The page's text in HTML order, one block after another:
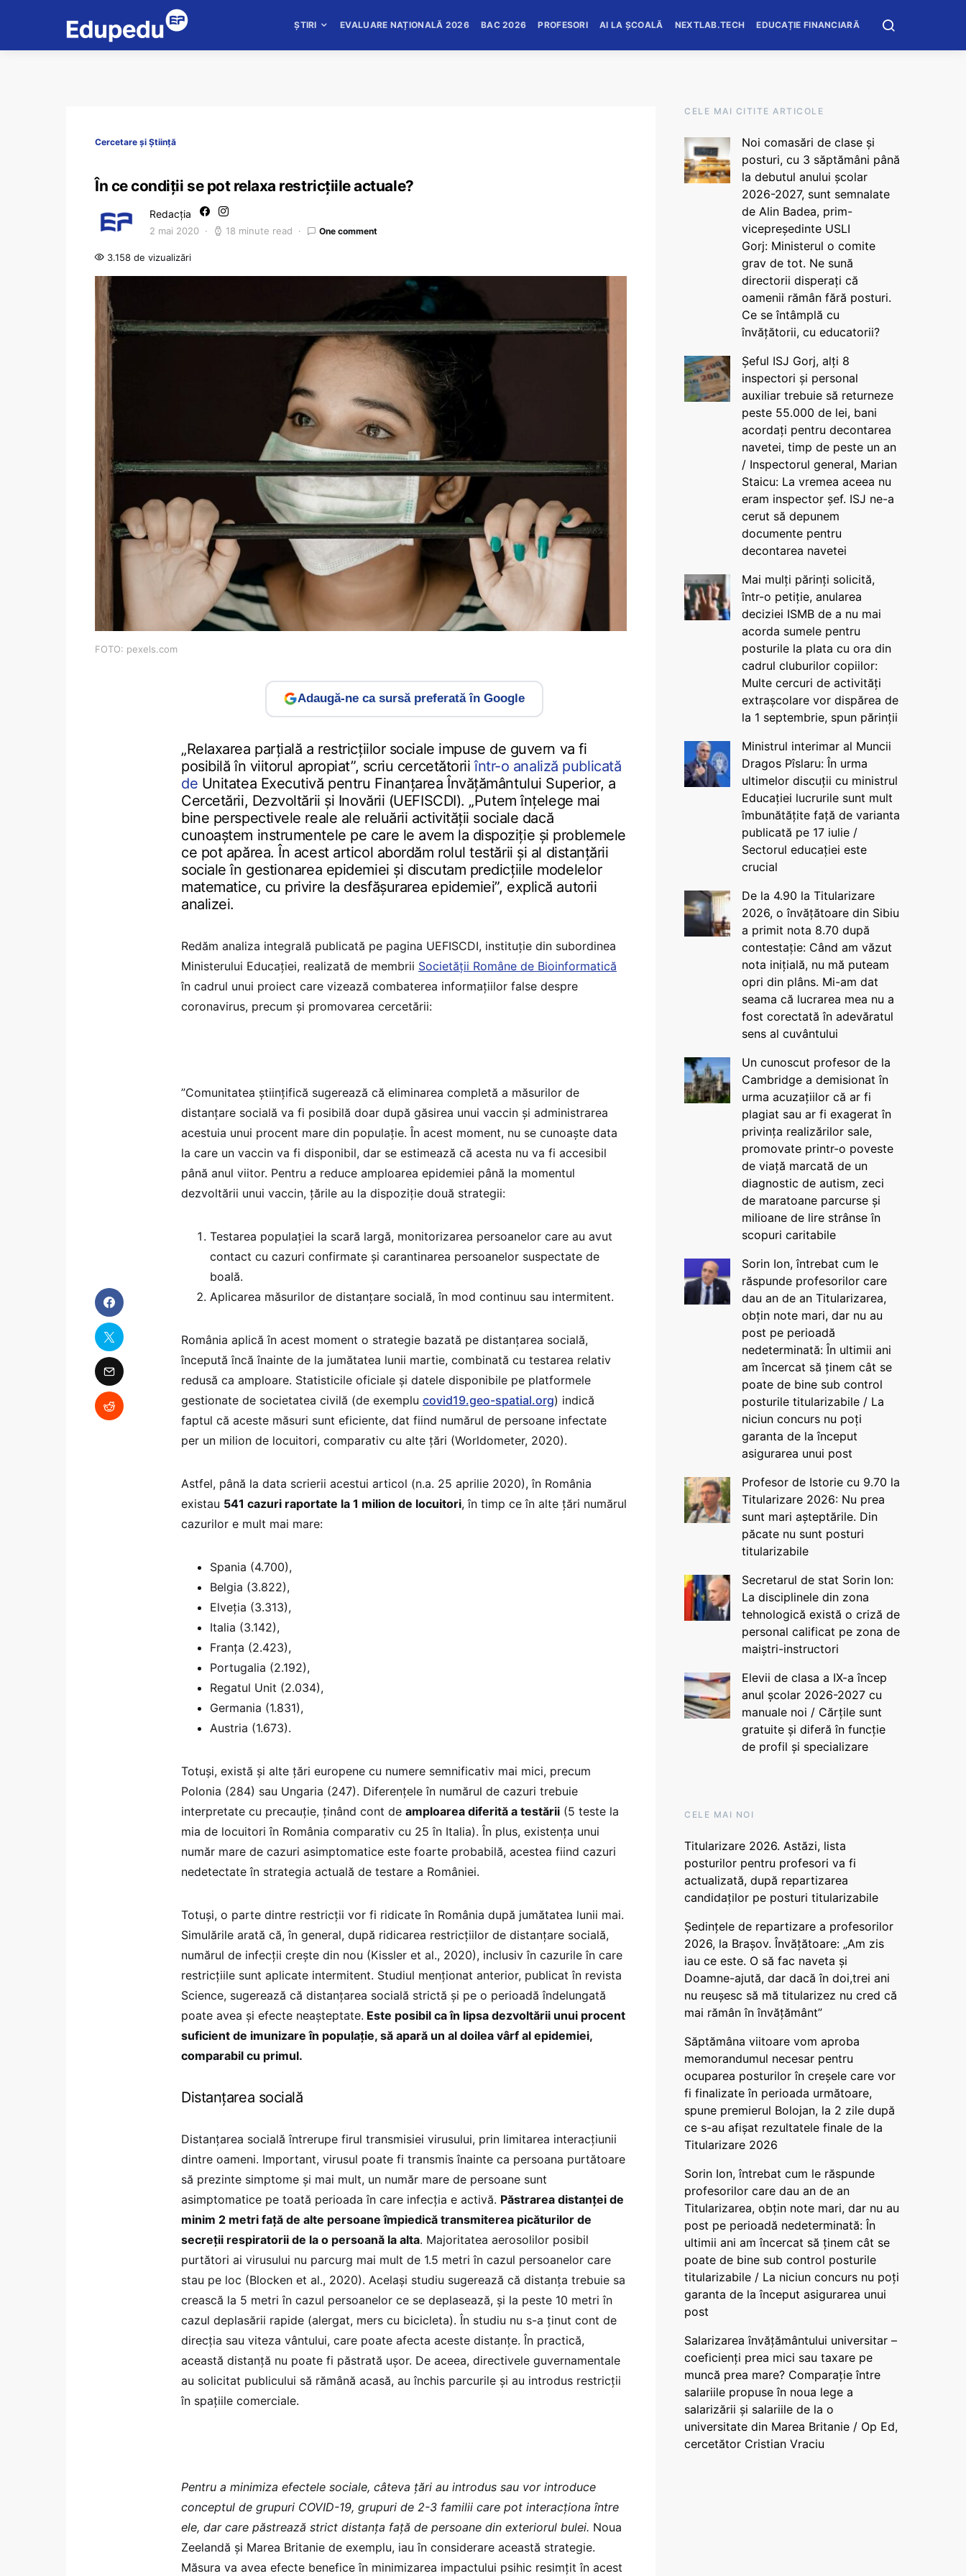
ȘTIRI EVALUARE NAȚIONALĂ 2026 BAC 2026 PROFESORI AI LA ȘCOALĂ NEXTLAB.TECH EDUCAȚIE FINANCIARĂ
Cercetare și Știință
În ce condiții se pot relaxa restricțiile actuale?
Redacția
2 mai 2020 18 minute read One comment
3.158 de vizualizări
FOTO: pexels.com
Adaugă-ne ca sursă preferată în Google
„Relaxarea parțială a restricțiilor sociale impuse de guvern va fi
posibilă în viitorul apropiat”, scriu cercetătoriiîntr-o analiză publicată
de Unitatea Executivă pentru Finanțarea Învățământului Superior, a
Cercetării, Dezvoltării și Inovării (UEFISCDI). „Putem înțelege mai
bine perspectivele reale ale reluării activității sociale dacă
cunoaștem instrumentele pe care le avem la dispoziție și problemele
ce pot apărea. În acest articol abordăm rolul testării și al distanțării
sociale în gestionarea epidemiei și discutam predicțiile modelelor
matematice, cu privire la desfășurarea epidemiei”, explică autorii
analizei.
Redăm analiza integrală publicată pe pagina UEFISCDI, instituție din subordinea
Ministerului Educației, realizată de membrii Societății Române de Bioinformatică
în cadrul unui proiect care vizează combaterea informațiilor false despre
coronavirus, precum și promovarea cercetării:
”Comunitatea științifică sugerează că eliminarea completă a măsurilor de
distanțare socială va fi posibilă doar după găsirea unui vaccin și administrarea
acestuia unui procent mare din populație. În acest moment, nu se cunoaște data
la care un vaccin va fi disponibil, dar se estimează că acesta nu va fi accesibil
până anul viitor. Pentru a reduce amploarea epidemiei până la momentul
dezvoltării unui vaccin, țările au la dispoziție două strategii:
Testarea populației la scară largă, monitorizarea persoanelor care au avut
contact cu cazuri confirmate și carantinarea persoanelor suspectate de
boală.
Aplicarea măsurilor de distanțare socială, în mod continuu sau intermitent.
România aplică în acest moment o strategie bazată pe distanțarea socială,
începută încă înainte de la jumătatea lunii martie, combinată cu testarea relativ
redusă ca amploare. Statisticile oficiale și datele disponibile pe platformele
gestionate de societatea civilă (de exemplu covid19.geo-spatial.org) indică
faptul că aceste măsuri sunt eficiente, dat fiind numărul de persoane infectate
per un milion de locuitori, comparativ cu alte țări (Worldometer, 2020).
Astfel, până la data scrierii acestui articol (n.a. 25 aprilie 2020), în România
existau 541 cazuri raportate la 1 milion de locuitori, în timp ce în alte țări numărul
cazurilor e mult mai mare:
Spania (4.700),
Belgia (3.822),
Elveția (3.313),
Italia (3.142),
Franța (2.423),
Portugalia (2.192),
Regatul Unit (2.034),
Germania (1.831),
Austria (1.673).
Totuși, există și alte țări europene cu numere semnificativ mai mici, precum
Polonia (284) sau Ungaria (247). Diferențele în numărul de cazuri trebuie
interpretate cu precauție, ținând cont de amploarea diferită a testării (5 teste la
mia de locuitori în România comparativ cu 25 în Italia). În plus, existența unui
număr mare de cazuri asimptomatice este foarte probabilă, acestea fiind cazuri
nedetectate în strategia actuală de testare a României.
Totuși, o parte dintre restricții vor fi ridicate în România după jumătatea lunii mai.
Simulările arată că, în general, după ridicarea restricțiilor de distanțare socială,
numărul de infecții crește din nou (Kissler et al., 2020), inclusiv în cazurile în care
restricțiile sunt aplicate intermitent. Studiul menționat anterior, publicat în revista
Science, sugerează că distanțarea socială strictă și pe o perioadă îndelungată
poate avea și efecte neașteptate. Este posibil ca în lipsa dezvoltării unui procent
suficient de imunizare în populație, să apară un al doilea vârf al epidemiei,
comparabil cu primul.
Distanțarea socială
Distanțarea socială întrerupe firul transmisiei virusului, prin limitarea interacțiunii
dintre oameni. Important, virusul poate fi transmis înainte ca persoana purtătoare
să prezinte simptome și mai mult, un număr mare de persoane sunt
asimptomatice pe toată perioada în care infecția e activă. Păstrarea distanței de
minim 2 metri față de alte persoane împiedică transmiterea picăturilor de
secreții respiratorii de la o persoană la alta. Majoritatea aerosolilor posibil
purtători ai virusului nu parcurg mai mult de 1.5 metri în cazul persoanelor care
stau pe loc (Blocken et al., 2020). Același studiu sugerează că distanța trebuie sa
crească la 5 metri în cazul persoanelor ce se deplasează, și la peste 10 metri în
cazul deplasării rapide (alergat, mers cu bicicleta). În studiu nu s-a ținut cont de
direcția sau viteza vântului, care poate afecta aceste distanțe. În practică,
această distanță nu poate fi păstrată ușor. De aceea, directivele guvernamentale
au solicitat publicului să rămână acasă, au închis parcurile și au introdus restricții
în spațiile comerciale.
Pentru a minimiza efectele sociale, câteva țări au introdus sau vor introduce
conceptul de grupuri COVID-19, grupuri de 2-3 familii care pot interacționa între
ele, dar care păstrează strict distanța față de persoane din exteriorul bulei. Noua
Zeelandă și Marea Britanie de exemplu, iau în considerare această strategie.
Măsura va avea efecte benefice în minimizarea impactului psihic resimțit în acest
CELE MAI CITITE ARTICOLE
Noi comasări de clase și
posturi, cu 3 săptămâni până
la debutul anului școlar
2026-2027, sunt semnalate
de Alin Badea, prim-
vicepreședinte USLI
Gorj: Ministerul o comite
grav de tot. Ne sună
directorii disperați că
oamenii rămân fără posturi.
Ce se întâmplă cu
învățătorii, cu educatorii?
Șeful ISJ Gorj, alți 8
inspectori și personal
auxiliar trebuie să returneze
peste 55.000 de lei, bani
acordați pentru decontarea
navetei, timp de peste un an
/ Inspectorul general, Marian
Staicu: La vremea aceea nu
eram inspector șef. ISJ ne-a
cerut să depunem
documente pentru
decontarea navetei
Mai mulți părinți solicită,
într-o petiție, anularea
deciziei ISMB de a nu mai
acorda sumele pentru
posturile la plata cu ora din
cadrul cluburilor copiilor:
Multe cercuri de activități
extrașcolare vor dispărea de
la 1 septembrie, spun părinții
Ministrul interimar al Muncii
Dragos Pîslaru: În urma
ultimelor discuții cu ministrul
Educației lucrurile sunt mult
îmbunătățite față de varianta
publicată pe 17 iulie /
Sectorul educației este
crucial
De la 4.90 la Titularizare
2026, o învățătoare din Sibiu
a primit nota 8.70 după
contestație: Când am văzut
nota inițială, nu mă puteam
opri din plâns. Mi-am dat
seama că lucrarea mea nu a
fost corectată în adevăratul
sens al cuvântului
Un cunoscut profesor de la
Cambridge a demisionat în
urma acuzațiilor că ar fi
plagiat sau ar fi exagerat în
privința realizărilor sale,
promovate printr-o poveste
de viață marcată de un
diagnostic de autism, zeci
de maratoane parcurse și
milioane de lire strânse în
scopuri caritabile
Sorin Ion, întrebat cum le
răspunde profesorilor care
dau an de an Titularizarea,
obțin note mari, dar nu au
post pe perioadă
nedeterminată: În ultimii ani
am încercat să ținem cât se
poate de bine sub control
posturile titularizabile / La
niciun concurs nu poți
garanta de la început
asigurarea unui post
Profesor de Istorie cu 9.70 la
Titularizare 2026: Nu prea
sunt mari așteptările. Din
păcate nu sunt posturi
titularizabile
Secretarul de stat Sorin Ion:
La disciplinele din zona
tehnologică există o criză de
personal calificat pe zona de
maiștri-instructori
Elevii de clasa a IX-a încep
anul școlar 2026-2027 cu
manuale noi / Cărțile sunt
gratuite și diferă în funcție
de profil și specializare
CELE MAI NOI
Titularizare 2026. Astăzi, lista
posturilor pentru profesori va fi
actualizată, după repartizarea
candidaților pe posturi titularizabile
Ședințele de repartizare a profesorilor
2026, la Brașov. Învățătoare: „Am zis
iau ce este. O să fac naveta și
Doamne-ajută, dar dacă în doi,trei ani
nu reușesc să mă titularizez nu cred că
mai rămân în învățământ”
Săptămâna viitoare vom aproba
memorandumul necesar pentru
ocuparea posturilor în creșele care vor
fi finalizate în perioada următoare,
spune premierul Bolojan, la 2 zile după
ce s-au afișat rezultatele finale de la
Titularizare 2026
Sorin Ion, întrebat cum le răspunde
profesorilor care dau an de an
Titularizarea, obțin note mari, dar nu au
post pe perioadă nedeterminată: În
ultimii ani am încercat să ținem cât se
poate de bine sub control posturile
titularizabile / La niciun concurs nu poți
garanta de la început asigurarea unui
post
Salarizarea învățământului universitar –
coeficienți prea mici sau taxare pe
muncă prea mare? Comparație între
salariile propuse în noua lege a
salarizării și salariile de la o
universitate din Marea Britanie / Op Ed,
cercetător Cristian Vraciu